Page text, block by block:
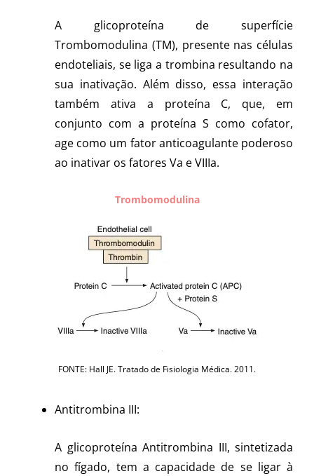
A glicoproteína de superfície
Trombomodulina (TM), presente nas células
endoteliais, se liga a trombina resultando na
sua inativação. Além disso, essa interação
também ativa a proteína C, que, em
conjunto com a proteína S como cofator,
age como um fator anticoagulante poderoso
ao inativar os fatores Va e VIIIa.
Trombomodulina
FONTE: Hall JE. Tratado de Fisiologia Médica. 2011.
Antitrombina III:
A glicoproteína Antitrombina III, sintetizada
no fígado, tem a capacidade de se ligar à